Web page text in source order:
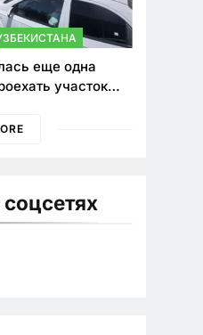
еще одна
участок